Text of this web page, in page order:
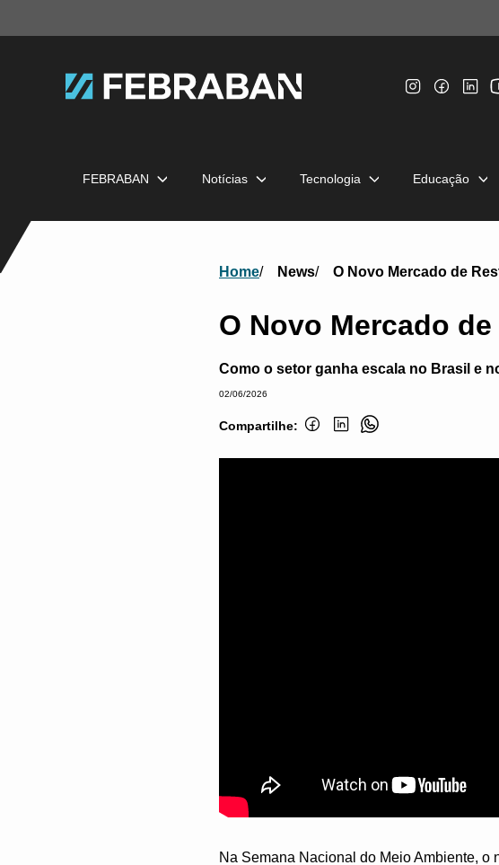
FEBRABAN Notícias Tecnologia Educação
Home News O Novo Mercado de
O Novo Mercado
Como o setor ganha escala no Brasil e
02/06/2026
Compartilhe:
Na Semana Nacional do Meio Ambiente,